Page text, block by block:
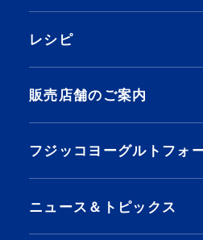
「カスピ海ヨーグルト」
「カスピ海ヨーグルト」
「カスピ海ヨーグルト」
「手づくりカスピ海ヨ
意
「カスピ海ヨーグルト」
カスピ海ヨーグルト プ
カスピ海ヨーグルト 脂
まるごとＳＯＹカスピ
手づくり カスピ海ヨー
種菌セット（市販品）
レシピ
朝食
昼食
夕食
販売店舗のご案内
フジッコヨーグルトフォ
ニュース＆トピックス